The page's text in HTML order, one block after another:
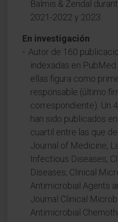
Balmis & Zendal
2021-2022 y 2023.
En investigación
Autor de 160
indexadas en
ellas figura como
responsable (último
correspondiente). Un
han sido publicados
cuartil entre las que
Journal of Medicine,
Infectious Diseases,
Diseases, Clinical
Antimicrobial Agents
Journal Clinical
Antimicrobial